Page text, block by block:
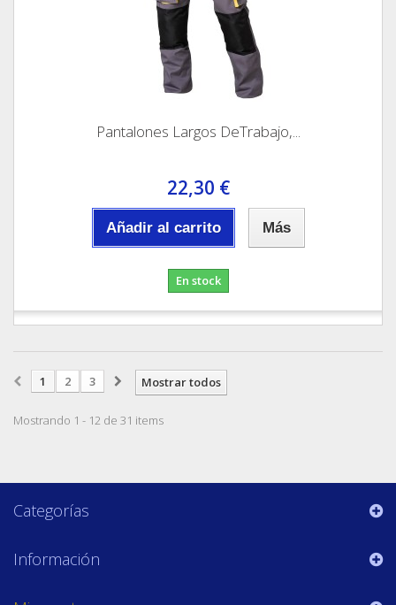
Pantalones Largos DeTrabajo,...
22,30 €
Añadir al carrito Más
En stock
Mostrar todos
1 2 3
Mostrando 1 - 12 de 31 items
Categorías
Información